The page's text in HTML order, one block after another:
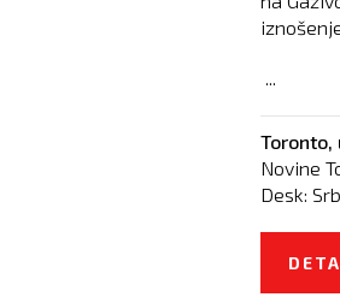
Toronto,
Novine
Desk: